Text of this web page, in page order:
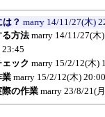
？ marry 14/11/27(木)
る方法 marry 14/11/27(木
23:45
ック marry 15/2/12(木)
業 marry 15/2/12(木) 20:00
の作業 marry 23/8/21(